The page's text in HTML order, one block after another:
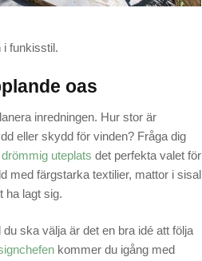
i funkisstil.
oas
inredningen. Hur stor är
eller skydd för vinden? Fråga dig
drömmig uteplats det perfekta valet för
med färgstarka textilier, mattor i sisal
ha lagt sig.
ska välja är det en bra idé att följa
kommer du igång med